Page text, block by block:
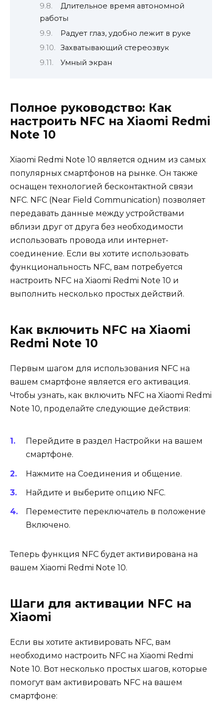
Длительное время автономной
работы
Радует глаз, удобно лежит в руке
Захватывающий стереозвук
Умный экран
Полное руководство: Как
настроить NFC на Xiaomi Redmi
Note 10
Xiaomi Redmi Note 10 является одним из самых
популярных смартфонов на рынке. Он также
оснащен технологией бесконтактной связи
NFC. NFC (Near Field Communication) позволяет
передавать данные между устройствами
вблизи друг от друга без необходимости
использовать провода или интернет-
соединение. Если вы хотите использовать
функциональность NFC, вам потребуется
настроить NFC на Xiaomi Redmi Note 10 и
выполнить несколько простых действий.
Как включить NFC на Xiaomi
Redmi Note 10
Первым шагом для использования NFC на
вашем смартфоне является его активация.
Чтобы узнать, как включить NFC на Xiaomi Redmi
Note 10, проделайте следующие действия:
Перейдите в раздел Настройки на вашем
смартфоне.
Нажмите на Соединения и общение.
Найдите и выберите опцию NFC.
Переместите переключатель в положение
Включено.
Теперь функция NFC будет активирована на
вашем Xiaomi Redmi Note 10.
Шаги для активации NFC на
Xiaomi
Если вы хотите активировать NFC, вам
необходимо настроить NFC на Xiaomi Redmi
Note 10. Вот несколько простых шагов, которые
помогут вам активировать NFC на вашем
смартфоне: